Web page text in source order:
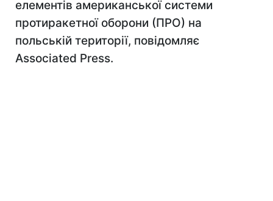
елементів американської системи
протиракетної оборони (ПРО) на
польській території, повідомляє
Associated Press.